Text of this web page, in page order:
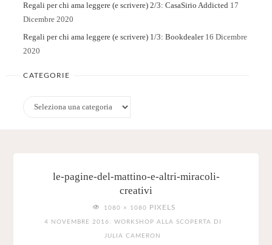
Regali per chi ama leggere (e scrivere) 2/3: CasaSirio Addicted 17
Dicembre 2020
Regali per chi ama leggere (e scrivere) 1/3: Bookdealer 16 Dicembre
2020
CATEGORIE
Categorie
le-pagine-del-mattino-e-altri-miracoli-
creativi
FULL
SIZE
1080 × 1080 PIXELS
4 NOVEMBRE 2016: WORKSHOP ALLA SCOPERTA DI
JULIA CAMERON